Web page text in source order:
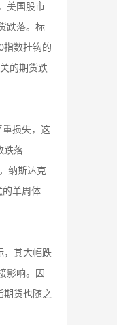
美国股市
跌落。标
指数挂钩的
的期货跌
损失，这
跌落
纳斯达克
单周体
，其大幅跌
影响。因
货也随之